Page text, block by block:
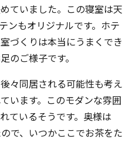
ていました。この寝室は天
ンもオリジナルです。ホテ
づくりは本当にうまくでき
のご様子です。
々同居される可能性も考え
います。このモダンな雰囲
ているそうです。奥様は
で、いつかここでお茶をた